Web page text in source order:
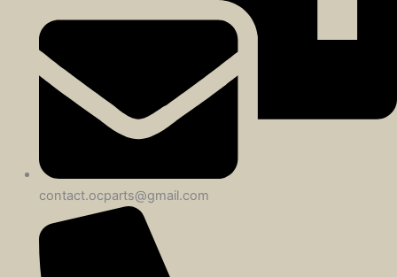
contact.ocparts@gmail.com